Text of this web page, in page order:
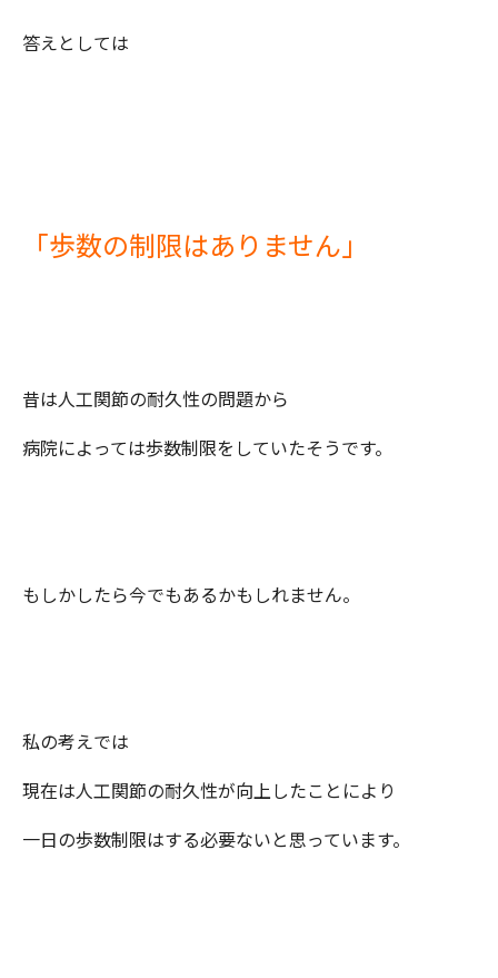
答えとしては
「歩数の制限はありません」
昔は人工関節の耐久性の問題から
病院によっては歩数制限をしていたそうです。
もしかしたら今でもあるかもしれません。
私の考えでは
現在は人工関節の耐久性が向上したことにより
一日の歩数制限はする必要ないと思っています。